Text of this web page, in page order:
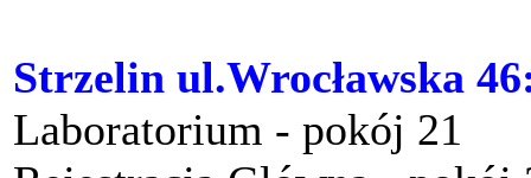
Strzelin ul.Wrocławska
Laboratorium - pokój 21